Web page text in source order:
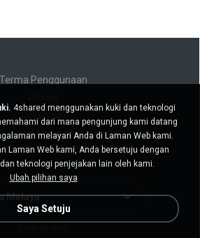
Terma Penggunaan
maklumat peribadi saya
maklumat peribadi saya
Melayu
4shared menggunakan kuki dan teknologi
dari mana pengunjung kami datang
melayari Anda di Laman Web kami.
Laman Web kami, Anda bersetuju dengan
teknologi penjejakan lain oleh kami.
Ubah pilihan saya
Saya Setuju